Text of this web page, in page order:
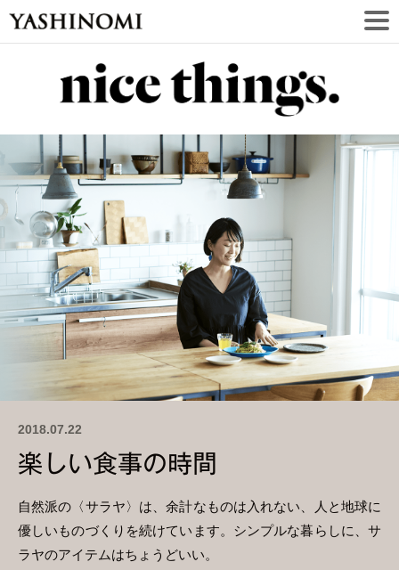
2018.07.22
楽しい食事の時間
自然派の〈サラヤ〉は、余計なものは入れない、人と地球に
優しいものづくりを続けています。シンプルな暮らしに、サ
ラヤのアイテムはちょうどいい。